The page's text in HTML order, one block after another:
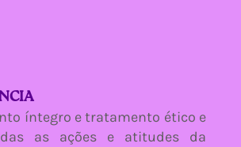
íntegro e tratamento ético e
as ações e atitudes da